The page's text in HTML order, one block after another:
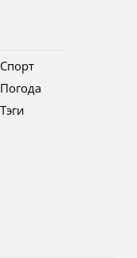
Спорт
Погода
Тэги